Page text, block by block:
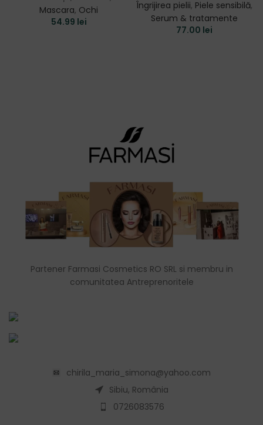
Mascara, Ochi
54.99 lei
Îngrijirea pielii, Piele sensibilă,
Serum & tratamente
77.00 lei
Partener Farmasi Cosmetics RO SRL si membru in
comunitatea Antreprenoritele
chirila_maria_simona@yahoo.com
Sibiu, România
0726083576